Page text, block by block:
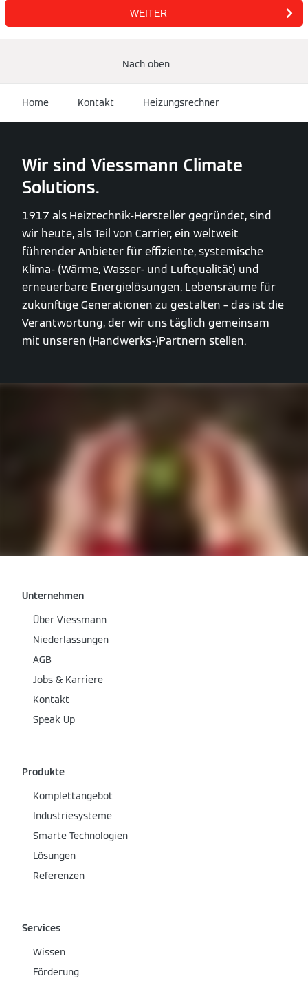
Nach oben
Home Kontakt Heizungsrechner
Wir sind Viessmann Climate
Solutions.
1917 als Heiztechnik-Hersteller gegründet, sind
wir heute, als Teil von Carrier, ein weltweit
führender Anbieter für effiziente, systemische
Klima- (Wärme, Wasser- und Luftqualität) und
erneuerbare Energielösungen. Lebensräume für
zukünftige Generationen zu gestalten – das ist die
Verantwortung, der wir uns täglich gemeinsam
mit unseren (Handwerks-)Partnern stellen.
Unternehmen
Über Viessmann
Niederlassungen
AGB
Jobs & Karriere
Kontakt
Speak Up
Produkte
Komplettangebot
Industriesysteme
Smarte Technologien
Lösungen
Referenzen
Services
Wissen
Förderung